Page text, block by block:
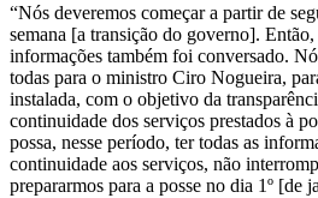
“Nós deveremos começar a partir de
semana [a transição do governo].
informações também foi conversado.
todas para o ministro Ciro Nogueira,
instalada, com o objetivo da
continuidade dos serviços prestados à
possa, nesse período, ter todas as
continuidade aos serviços, não
prepararmos para a posse no dia 1º [de